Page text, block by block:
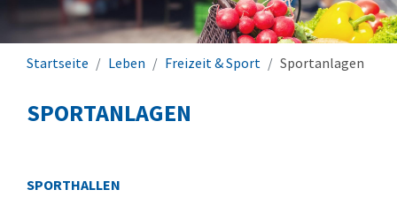
Startseite Leben Freizeit & Sport Sportanlagen
SPORTANLAGEN
SPORTHALLEN